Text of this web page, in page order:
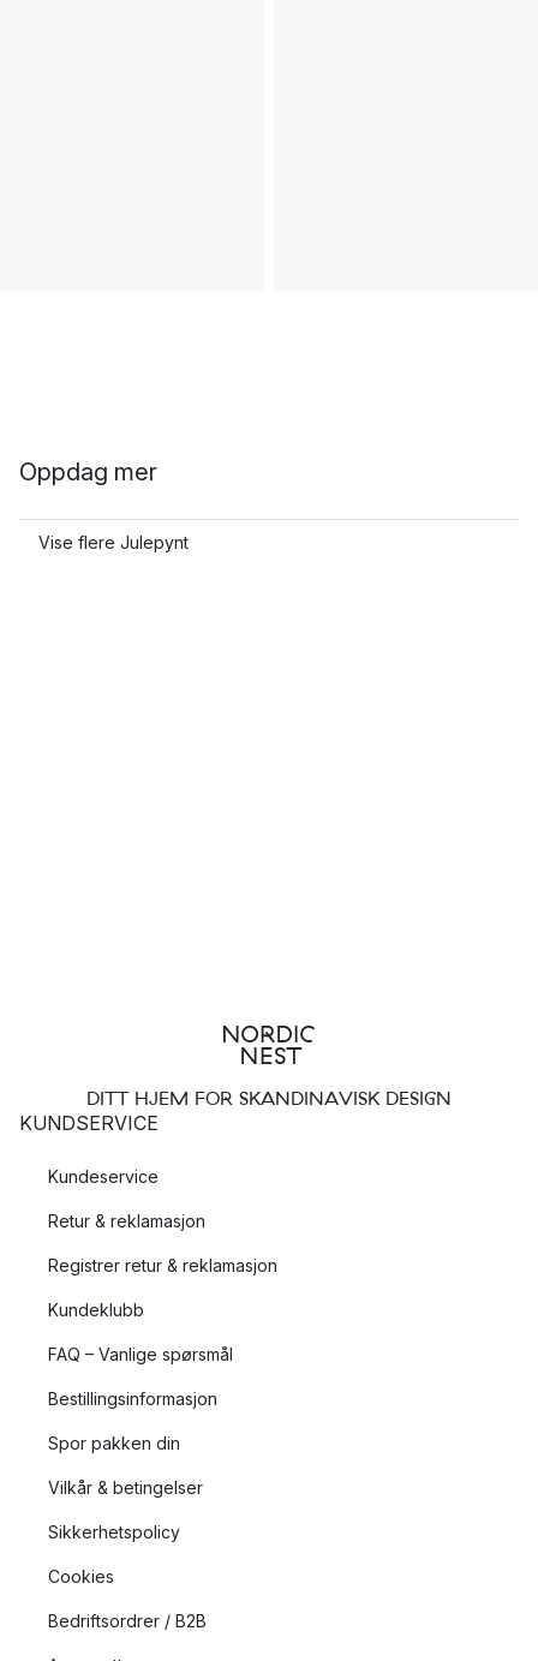
Oppdag mer
Vise flere Julepynt
DITT HJEM FOR SKANDINAVISK DESIGN
KUNDSERVICE
Kundeservice
Retur & reklamasjon
Registrer retur & reklamasjon
Kundeklubb
FAQ – Vanlige spørsmål
Bestillingsinformasjon
Spor pakken din
Vilkår & betingelser
Sikkerhetspolicy
Cookies
Bedriftsordrer / B2B